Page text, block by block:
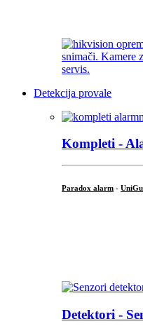
Detekcija provale
Kompleti -
Paradox alarm -
Detektori -